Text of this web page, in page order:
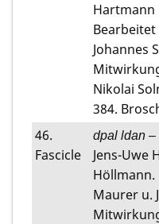
Hartmann
Johannes
Nikolai
384.
46.
Fascicle
dpal ldan –
Jens-Uwe
Höllmann.
Maurer u.